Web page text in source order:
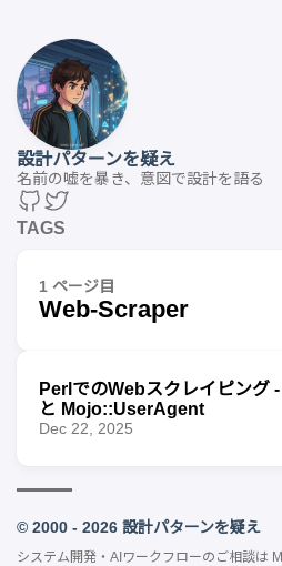
設計パターンを疑え
名前の嘘を暴き、意図で設計を語る
TAGS
1 ページ目
Web-Scraper
PerlでのWebスクレイピング
と Mojo::UserAgent
Dec 22, 2025
© 2000 - 2026 設計パターンを疑え
システム開発・AIワークフローのご相談は